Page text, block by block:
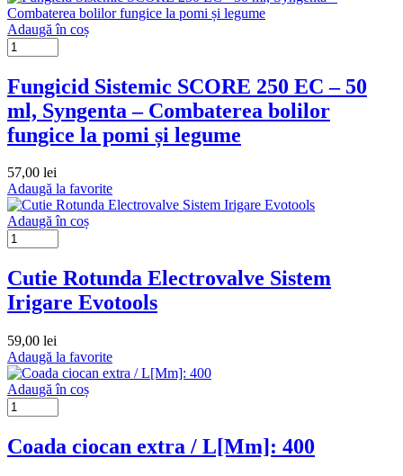
Adaugă în coș
Fungicid Sistemic SCORE 250 EC – 50
ml, Syngenta – Combaterea bolilor
fungice la pomi și legume
57,00 lei
Adaugă la favorite
Adaugă în coș
Cutie Rotunda Electrovalve Sistem
Irigare Evotools
59,00 lei
Adaugă la favorite
Adaugă în coș
Coada ciocan extra / L[Mm]: 400